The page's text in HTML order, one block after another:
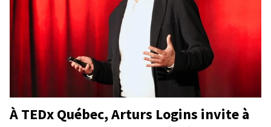
À TEDx Québec, Arturs Logins invite à